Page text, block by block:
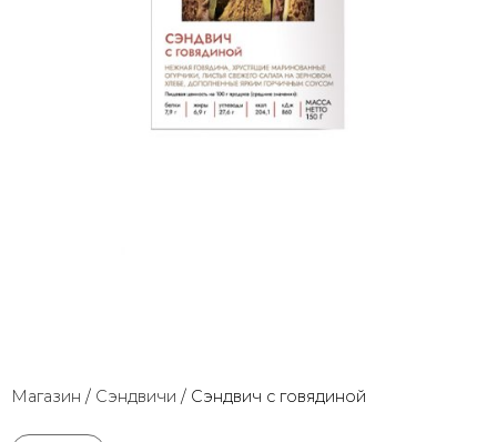
Магазин / Сэндвичи / Сэндвич с говядиной